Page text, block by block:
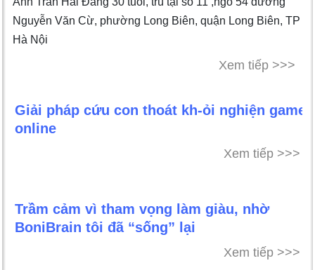
Nguyễn Văn Cừ, phường Long Biên, quận Long Biên, TP
Hà Nội
Xem tiếp >>>
Giải pháp cứu con thoát kh-ỏi nghiện game
online
Xem tiếp >>>
Trầm cảm vì tham vọng làm giàu, nhờ
BoniBrain tôi đã “sống” lại
Xem tiếp >>>